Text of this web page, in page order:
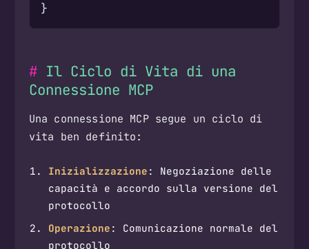
}
Il Ciclo di Vita di una
Connessione MCP
Una connessione MCP segue un ciclo di
vita ben definito:
Inizializzazione : Negoziazione delle
capacità e accordo sulla versione del
protocollo
Operazione : Comunicazione normale del
protocollo